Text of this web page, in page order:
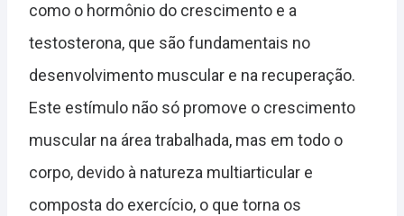
como o hormônio do crescimento e a
testosterona, que são fundamentais no
desenvolvimento muscular e na recuperação.
Este estímulo não só promove o crescimento
muscular na área trabalhada, mas em todo o
corpo, devido à natureza multiarticular e
composta do exercício, o que torna os